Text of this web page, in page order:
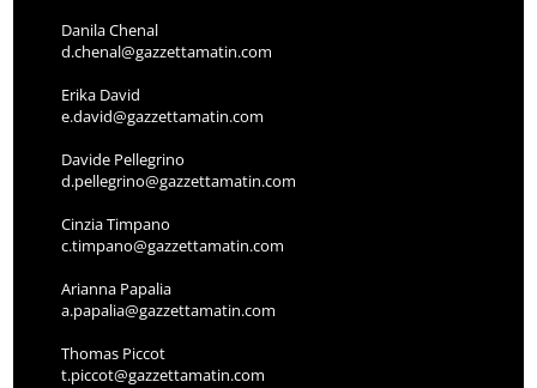
Danila Chenal
d.chenal@gazzettamatin.com
Erika David
e.david@gazzettamatin.com
Davide Pellegrino
d.pellegrino@gazzettamatin.com
Cinzia Timpano
c.timpano@gazzettamatin.com
Arianna Papalia
a.papalia@gazzettamatin.com
Thomas Piccot
t.piccot@gazzettamatin.com